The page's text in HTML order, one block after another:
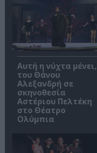
Αυτή η νύχτα μένει,
του Θάνου
Αλεξανδρή σε
σκηνοθεσία
Αστέριου Πελτέκη
στο Θέατρο
Ολύμπια